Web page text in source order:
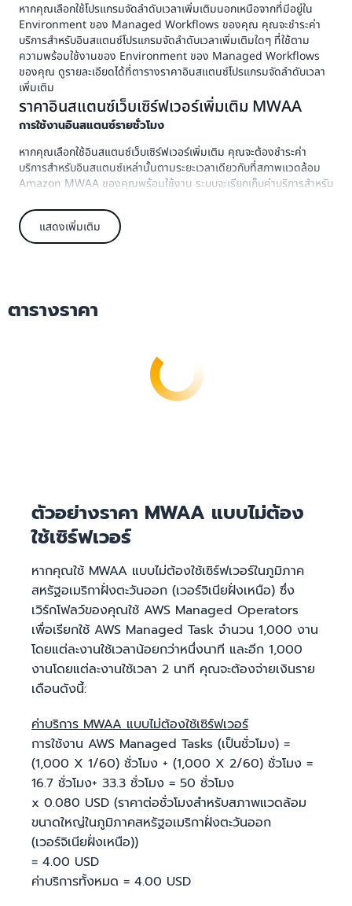
หากคุณเลือกใช้โปรแกรมจัดลำดับเวลาเพิ่มเติมนอกเหนือจากที่มีอยู่ใน
Environment ของ Managed Workflows ของคุณ คุณจะชำระค่า
บริการสําหรับอินสแตนซ์โปรแกรมจัดลำดับเวลาเพิ่มเติมใดๆ ที่ใช้ตาม
ความพร้อมใช้งานของ Environment ของ Managed Workflows
ของคุณ ดูรายละเอียดได้ที่ตารางราคาอินสแตนซ์โปรแกรมจัดลำดับเวลา
เพิ่มเติม
ราคาอินสแตนซ์เว็บเซิร์ฟเวอร์เพิ่มเติม MWAA
การใช้งานอินสแตนซ์รายชั่วโมง
หากคุณเลือกใช้อินสแตนซ์เว็บเซิร์ฟเวอร์เพิ่มเติม คุณจะต้องชำระค่า
บริการสำหรับอินสแตนซ์เหล่านั้นตามระยะเวลาเดียวกับที่สภาพแวดล้อม
Amazon MWAA ของคุณพร้อมใช้งาน ระบบจะเรียกเก็บค่าบริการสำหรับ
ที่แตกต่างกัน ขึ้นอยู่กับขนาดของ Environment ดูรายละเอียดสำหรับ
ค่าบริการอินสแตนซ์เว็บเซิร์ฟเวอร์เพิ่มเติม
พื้นที่เก็บข้อมูล MWAA
ของ Managed Workflows ของคุณตามปริมาณพื้นที่จัดเก็บข้อมูล
แสดงเพิ่มเติม
ตารางราคา
ตัวอย่างราคา MWAA แบบไม่ต้อง
ใช้เซิร์ฟเวอร์
หากคุณใช้ MWAA แบบไม่ต้องใช้เซิร์ฟเวอร์ในภูมิภาค
สหรัฐอเมริกาฝั่งตะวันออก (เวอร์จิเนียฝั่งเหนือ) ซึ่ง
เวิร์กโฟลว์ของคุณใช้ AWS Managed Operators
เพื่อเรียกใช้ AWS Managed Task จำนวน 1,000 งาน
โดยแต่ละงานใช้เวลาน้อยกว่าหนึ่งนาที และอีก 1,000
งานโดยแต่ละงานใช้เวลา 2 นาที คุณจะต้องจ่ายเงินราย
เดือนดังนี้:
ค่าบริการ MWAA แบบไม่ต้องใช้เซิร์ฟเวอร์
การใช้งาน AWS Managed Tasks (เป็นชั่วโมง) =
(1,000 X 1/60) ชั่วโมง + (1,000 X 2/60) ชั่วโมง =
16.7 ชั่วโมง+ 33.3 ชั่วโมง = 50 ชั่วโมง
x 0.080 USD (ราคาต่อชั่วโมงสําหรับสภาพแวดล้อม
ขนาดใหญ่ในภูมิภาคสหรัฐอเมริกาฝั่งตะวันออก
(เวอร์จิเนียฝั่งเหนือ))
= 4.00 USD
ค่าบริการทั้งหมด = 4.00 USD